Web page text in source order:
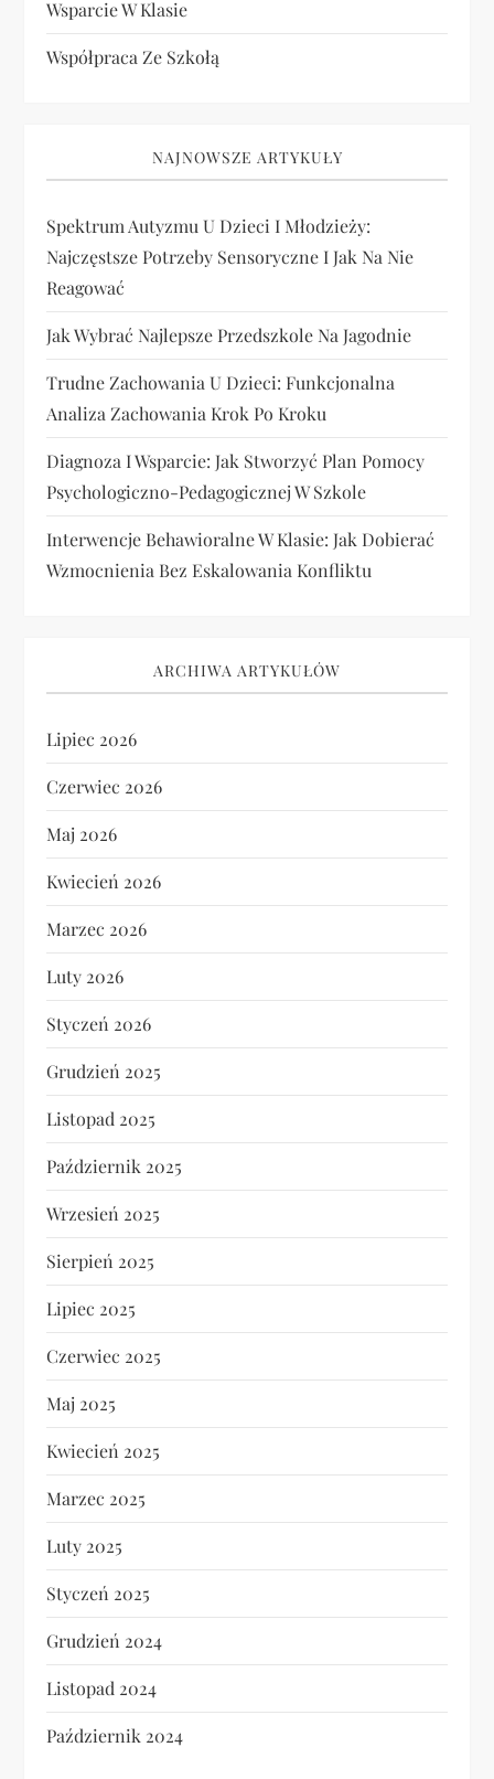
Wsparcie W Klasie
Współpraca Ze Szkołą
NAJNOWSZE ARTYKUŁY
Spektrum Autyzmu U Dzieci I Młodzieży:
Najczęstsze Potrzeby Sensoryczne I Jak Na Nie
Reagować
Jak Wybrać Najlepsze Przedszkole Na Jagodnie
Trudne Zachowania U Dzieci: Funkcjonalna
Analiza Zachowania Krok Po Kroku
Diagnoza I Wsparcie: Jak Stworzyć Plan Pomocy
Psychologiczno-Pedagogicznej W Szkole
Interwencje Behawioralne W Klasie: Jak Dobierać
Wzmocnienia Bez Eskalowania Konfliktu
ARCHIWA ARTYKUŁÓW
Lipiec 2026
Czerwiec 2026
Maj 2026
Kwiecień 2026
Marzec 2026
Luty 2026
Styczeń 2026
Grudzień 2025
Listopad 2025
Październik 2025
Wrzesień 2025
Sierpień 2025
Lipiec 2025
Czerwiec 2025
Maj 2025
Kwiecień 2025
Marzec 2025
Luty 2025
Styczeń 2025
Grudzień 2024
Listopad 2024
Październik 2024